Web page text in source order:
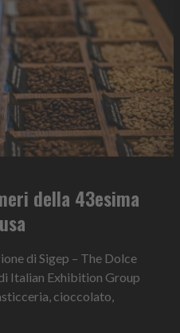
della 43esima
di Sigep – The Dolce
Italian Exhibition Group
cioccolato,